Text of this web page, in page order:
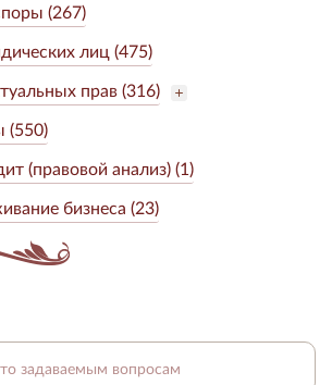
(267)
лиц (475)
прав (316)
(550)
(правовой анализ) (1)
бизнеса (23)